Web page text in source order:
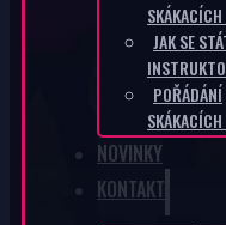
JAK SE
POŘÁDÁNÍ
NOVINKY
KONTAKT
KANGOO